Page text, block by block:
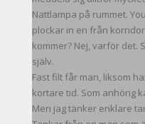
Nattlampa på rummet.
plockar in en från
kommer? Nej, varför det.
själv.
Fast filt får man, liksom
kortare tid. Som anhörig
Men jag tänker enklare